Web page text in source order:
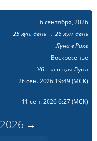
6 сентября, 2026
25 лун. день → 26 лун. день
Луна в Раке
Воскресенье
Убывающая Луна
26 сен. 2026 19:49(МСК)
11 сен. 2026 6:27(МСК)
2026 →